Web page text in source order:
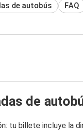
de autobús FAQ
de
tu billete incluye la